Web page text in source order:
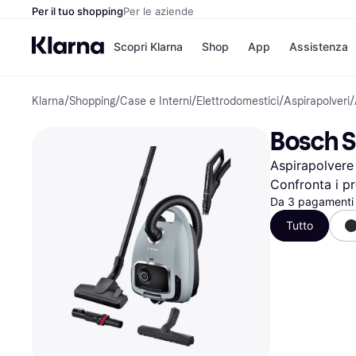
Per il tuo shoppingPer le aziende
Scopri Klarna
Opzioni di
Paga ora
Paga in 3 rate
Paga dopo 30 giorni
Finanziamento
Shop
Negozi
Unieuro
Media
eBay
Zalando
Elenco negozi
App Assistenza
Klarna/Shopping/Case e Interni/Elettrodomestici/Aspirapolveri/
Bosch
Confronta i
Da 3
Tutto